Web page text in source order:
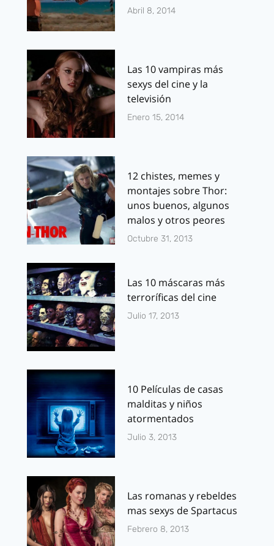
Abril 8, 2014
Las 10 vampiras más
sexys del cine y la
televisión
Enero 15, 2014
12 chistes, memes y
montajes sobre Thor:
unos buenos, algunos
malos y otros peores
Octubre 31, 2013
Las 10 máscaras más
terroríficas del cine
Julio 17, 2013
10 Películas de casas
malditas y niños
atormentados
Julio 3, 2013
Las romanas y rebeldes
mas sexys de Spartacus
Febrero 8, 2013